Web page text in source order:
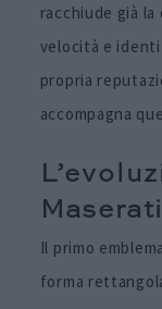
racchiude già
velocità e
propria
accompagna
Maserati
Il primo
forma